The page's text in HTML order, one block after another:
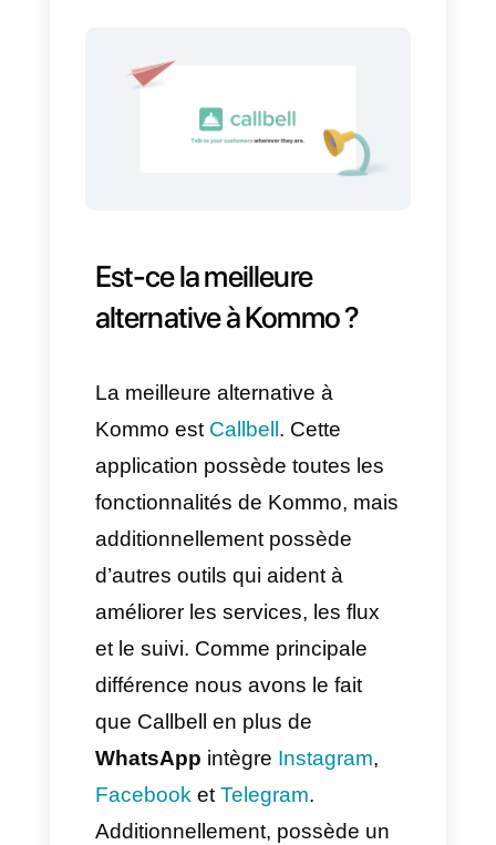
4) Le support n’est pas très
efficient
Kommo est-il une bonne
Comme nous le disons
définir si Kommo est une
application idéale pour votre
business. Ce que vous devez
faire c’est comprendre ce dont
vous avez réellement besoin,
étudier toutes vos faiblesses et
découvrir si les fonctionnalités
et caractéristiques dont nous
avons parlé antérieurement
pourraient les résoudre.